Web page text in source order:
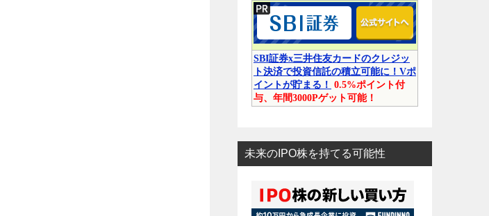
SBI証券x三井住友カードのクレジッ
ト決済で投資信託の積立可能に！Vポ
イントが貯まる！ 0.5%ポイント付
与、年間3000Pゲット可能！
未来のIPO株を持てる可能性